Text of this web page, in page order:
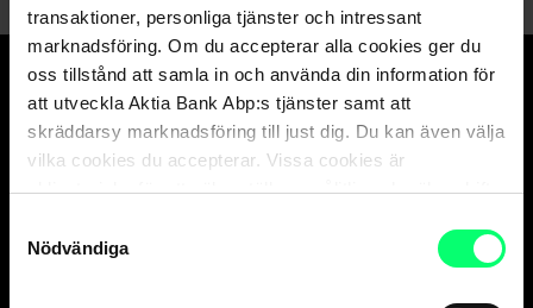
transaktioner, personliga tjänster och intressant
marknadsföring. Om du accepterar alla cookies ger du
oss tillstånd att samla in och använda din information för
att utveckla Aktia Bank Abp:s tjänster samt att
skräddarsy marknadsföring till just dig. Du kan även välja
vilka cookies du accepterar. Vissa cookies är
obligatoriska för att säkerställa en pålitlig och säker drift
Nödvändiga
Den goda banken.
Och suveräna